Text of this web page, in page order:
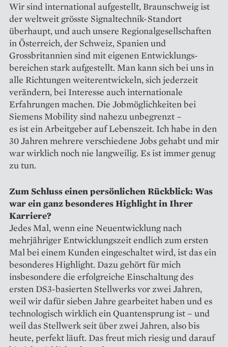
Wir sind international auf­gestellt, Braunschweig ist
der weltweit grösste Signaltechnik-Standort
überhaupt, und auch unsere Regionalgesellschaften
in Österreich, der Schweiz, Spanien und
Grossbritannien sind mit eigenen Entwicklungs­
bereichen stark aufgestellt. Man kann sich bei uns in
alle Richtungen weiterentwickeln, sich jederzeit
verändern, bei Interesse auch internationale
Erfahrungen machen. Die Jobmöglichkeiten bei
Siemens Mobility sind nahezu unbegrenzt –
es ist ein Arbeitgeber auf Lebenszeit. Ich habe in den
30 Jahren mehrere verschiedene Jobs gehabt und mir
war wirklich noch nie lang­weilig. Es ist immer genug
zu tun.
Zum Schluss einen persönlichen Rückblick: Was
war ein ganz besonderes Highlight in Ihrer
Karriere?
Jedes Mal, wenn eine Neuentwicklung nach
mehrjähriger Entwicklungszeit endlich zum ersten
Mal bei einem Kunden eingeschaltet wird, ist das ein
besonderes Highlight. Dazu gehört für mich
insbesondere die erfolgreiche Einschaltung des
ersten DS3-basierten Stellwerks vor zwei Jahren,
weil wir dafür sieben Jahre gearbeitet haben und es
technologisch wirklich ein Quantensprung ist – und
weil das Stellwerk seit über zwei Jahren, also bis
heute, perfekt läuft. Das freut mich riesig und da­rauf